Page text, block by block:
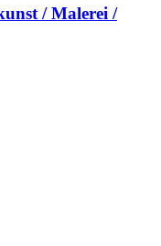
/ Malerei /